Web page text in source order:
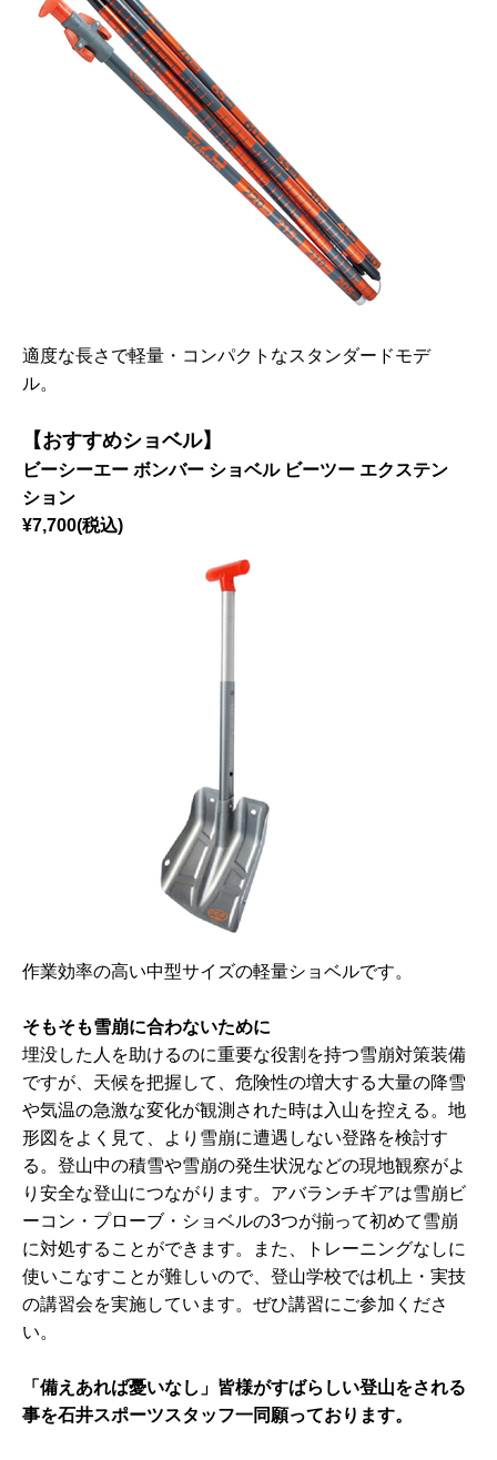
適度な長さで軽量・コンパクトなスタンダードモデ
ル。
【おすすめショベル】
ビーシーエー ボンバー ショベル ビーツー エクステン
ション
¥7,700(税込)
作業効率の高い中型サイズの軽量ショベルです。
そもそも雪崩に合わないために
埋没した人を助けるのに重要な役割を持つ雪崩対策装備
ですが、天候を把握して、危険性の増大する大量の降雪
や気温の急激な変化が観測された時は入山を控える。地
形図をよく見て、より雪崩に遭遇しない登路を検討す
る。登山中の積雪や雪崩の発生状況などの現地観察がよ
り安全な登山につながります。アバランチギアは雪崩ビ
ーコン・プローブ・ショベルの3つが揃って初めて雪崩
に対処することができます。また、トレーニングなしに
使いこなすことが難しいので、登山学校では机上・実技
の講習会を実施しています。ぜひ講習にご参加くださ
い。
「備えあれば憂いなし」皆様がすばらしい登山をされる
事を石井スポーツスタッフ一同願っております。